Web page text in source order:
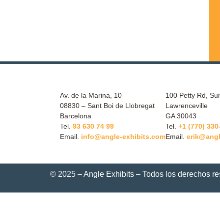
Av. de la Marina, 10
08830 – Sant Boi de Llobregat
Barcelona
Tel. 93 630 74 99
Email. info@angle-exhibits.com
100 Petty Rd,
Lawrenceville
GA 30043
Tel. +1 (770)
Email.
© 2025 – Angle Exhibits – Todos los derechos